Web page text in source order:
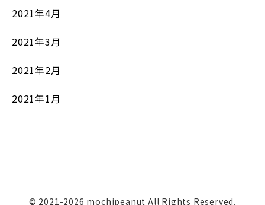
2021年4月
2021年3月
2021年2月
2021年1月
© 2021-2026 mochipeanut All Rights Reserved.